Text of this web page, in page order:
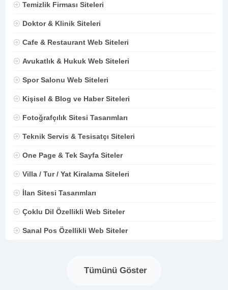
Temizlik Firması Siteleri
Doktor & Klinik Siteleri
Cafe & Restaurant Web Siteleri
Avukatlık & Hukuk Web Siteleri
Spor Salonu Web Siteleri
Kişisel & Blog ve Haber Siteleri
Fotoğrafçılık Sitesi Tasarımları
Teknik Servis & Tesisatçı Siteleri
One Page & Tek Sayfa Siteler
Villa / Tur / Yat Kiralama Siteleri
İlan Sitesi Tasarımları
Çoklu Dil Özellikli Web Siteler
Sanal Pos Özellikli Web Siteler
Tümünü Göster